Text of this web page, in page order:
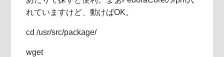
れていますけど、動けばOK。
cd /usr/src/package/
wget